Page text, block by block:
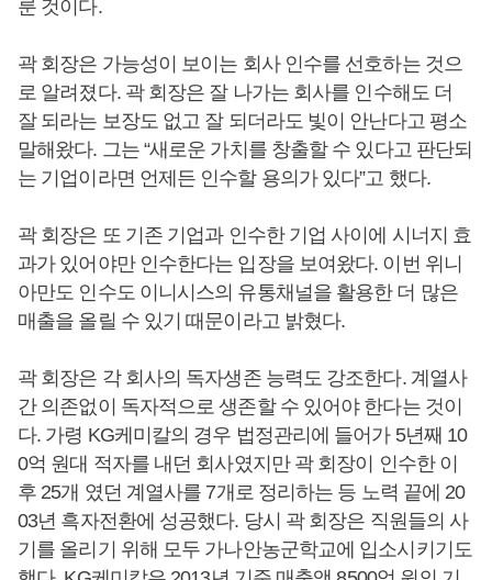
룬 것이다.
곽 회장은 가능성이 보이는 회사 인수를 선호하는 것으
로 알려졌다. 곽 회장은 잘 나가는 회사를 인수해도 더
잘 되라는 보장도 없고 잘 되더라도 빛이 안난다고 평소
말해왔다. 그는 “새로운 가치를 창출할 수 있다고 판단되
는 기업이라면 언제든 인수할 용의가 있다”고 했다.
곽 회장은 또 기존 기업과 인수한 기업 사이에 시너지 효
과가 있어야만 인수한다는 입장을 보여왔다. 이번 위니
아만도 인수도 이니시스의 유통채널을 활용한 더 많은
매출을 올릴 수 있기 때문이라고 밝혔다.
곽 회장은 각 회사의 독자생존 능력도 강조한다. 계열사
간 의존없이 독자적으로 생존할 수 있어야 한다는 것이
다. 가령 KG케미칼의 경우 법정관리에 들어가 5년째 10
0억 원대 적자를 내던 회사였지만 곽 회장이 인수한 이
후 25개 였던 계열사를 7개로 정리하는 등 노력 끝에 20
03년 흑자전환에 성공했다. 당시 곽 회장은 직원들의 사
기를 올리기 위해 모두 가나안농군학교에 입소시키기도